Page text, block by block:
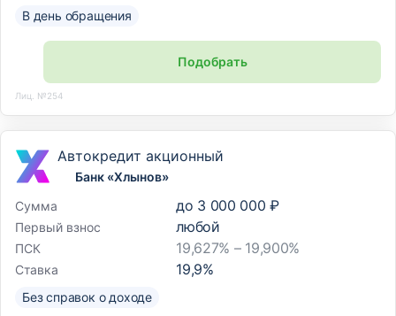
В день обращения
Подобрать
Лиц. №254
Автокредит акционный
Банк «Хлынов»
Сумма
до 3 000 000 ₽
Первый взнос любой
ПСК 19,627% – 19,900%
Ставка 19,9%
Без справок о доходе